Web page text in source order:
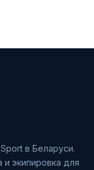
в Беларуси.
экипировка для